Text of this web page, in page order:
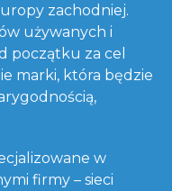
zachodniej.
używanych i
początku za cel
marki, która będzie
w
firmy – sieci